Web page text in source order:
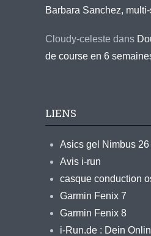
Barbara Sanchez,
Cloudy-celeste dans
de course en 6
LIENS
Asics gel Nimbus 26
Avis i-run
casque conduction
Garmin Fenix 7
Garmin Fenix 8
i-Run.de : Dein